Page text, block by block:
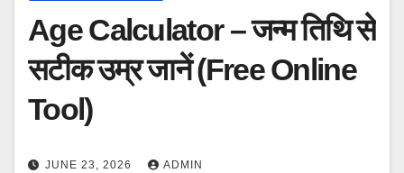
Age Calculator – जन्म तिथि से
सटीक उम्र जानें (Free Online
Tool)
JUNE 23, 2026 ADMIN